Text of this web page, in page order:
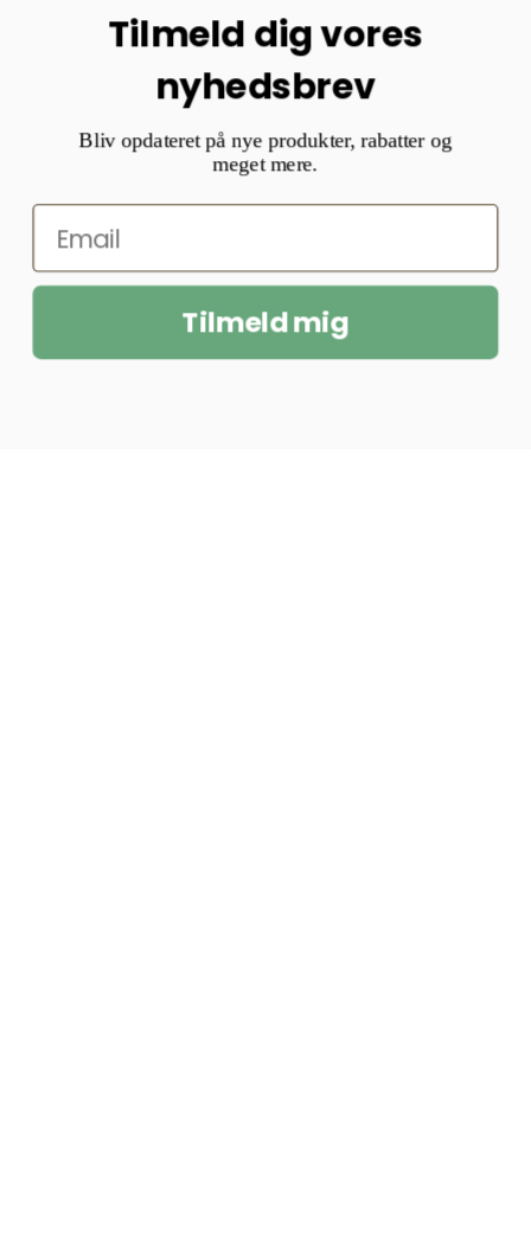
Tilmeld dig vores
nyhedsbrev
Bliv opdateret på nye produkter, rabatter og
meget mere.
Tilmeld mig